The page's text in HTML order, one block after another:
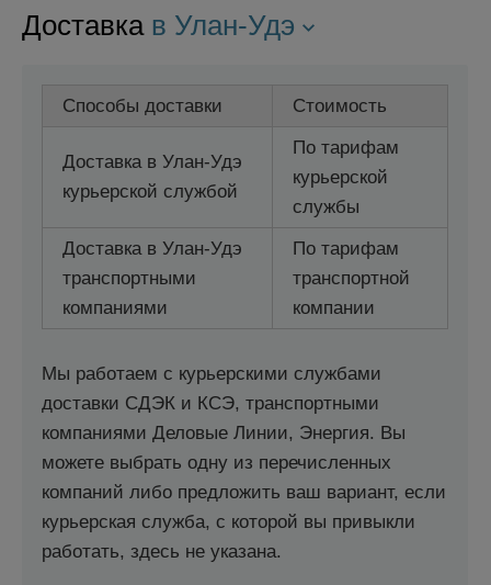
Доставка в Улан-Удэ
Способы доставки Стоимость
Доставка в Улан-Удэ
курьерской службой
По тарифам
курьерской
службы
Доставка в Улан-Удэ
транспортными
компаниями
По тарифам
транспортной
компании
Мы работаем с курьерскими службами
доставки СДЭК и КСЭ, транспортными
компаниями Деловые Линии, Энергия. Вы
можете выбрать одну из перечисленных
компаний либо предложить ваш вариант, если
курьерская служба, с которой вы привыкли
работать, здесь не указана.